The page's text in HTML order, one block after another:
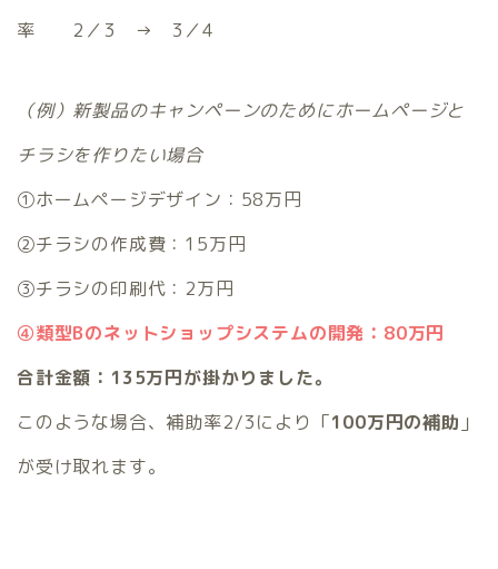
率 2／3 → 3／4
（例）新製品のキャンペーンのためにホームページと
チラシを作りたい場合
①ホームページデザイン：58万円
②チラシの作成費：15万円
③チラシの印刷代：2万円
④類型Bのネットショップシステムの開発：80万円
合計金額：135万円が掛かりました。
このような場合、補助率2/3により「100万円の補助 」
が受け取れます。